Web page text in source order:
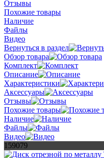
Отзывы
Похожие товары
Наличие
Файлы
Видео
Вернуться в раздел
Обзор товара
Комплект
Описание
Характеристики
Аксессуары
Отзывы
Похожие товары
Наличие
Файлы
Видео
159079